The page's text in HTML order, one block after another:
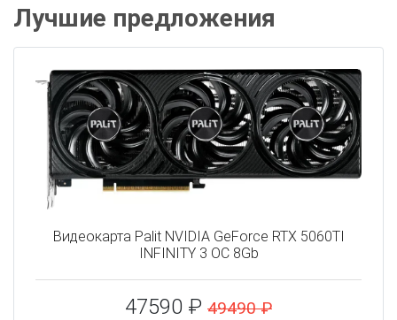
Лучшие предложения
Видеокарта Palit NVIDIA GeForce RTX 5060TI
INFINITY 3 OC 8Gb
47590 ₽ 49490 ₽